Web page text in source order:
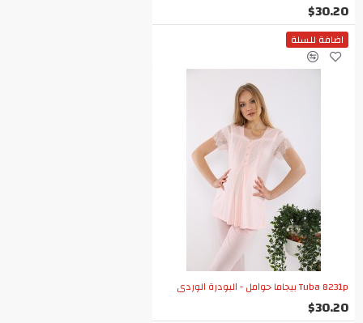
$30.20
اضافة للسلة
Tuba 8231p بيجاما حوامل - البودرة الوردي
$30.20